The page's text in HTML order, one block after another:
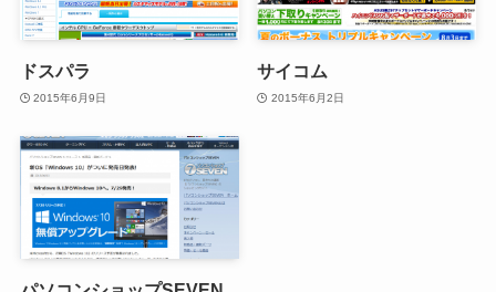
ドスパラ
2015年6月9日
サイコム
2015年6月2日